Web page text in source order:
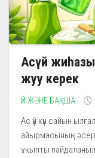
Асүй
жуу керек
ҮЙ ЖӘНЕ БАҚША
Ас үй күн сайын
айырмасының
ұқыпты